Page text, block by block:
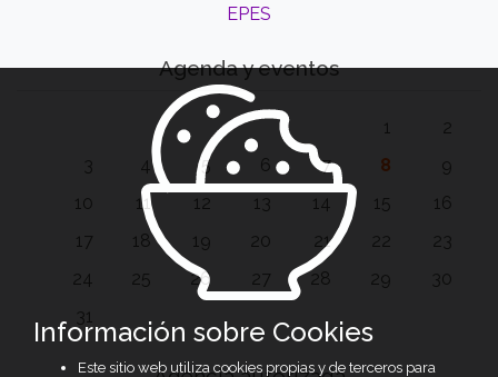
EPES
Agenda y eventos
1
2
3
4 5 6 7 8
9
10
11 12 13 14 15
16
17
18 19 20 21 22
23
24
25 26 27 28 29
30
31
Información sobre Cookies
Este sitio web utiliza cookies propias y de terceros para